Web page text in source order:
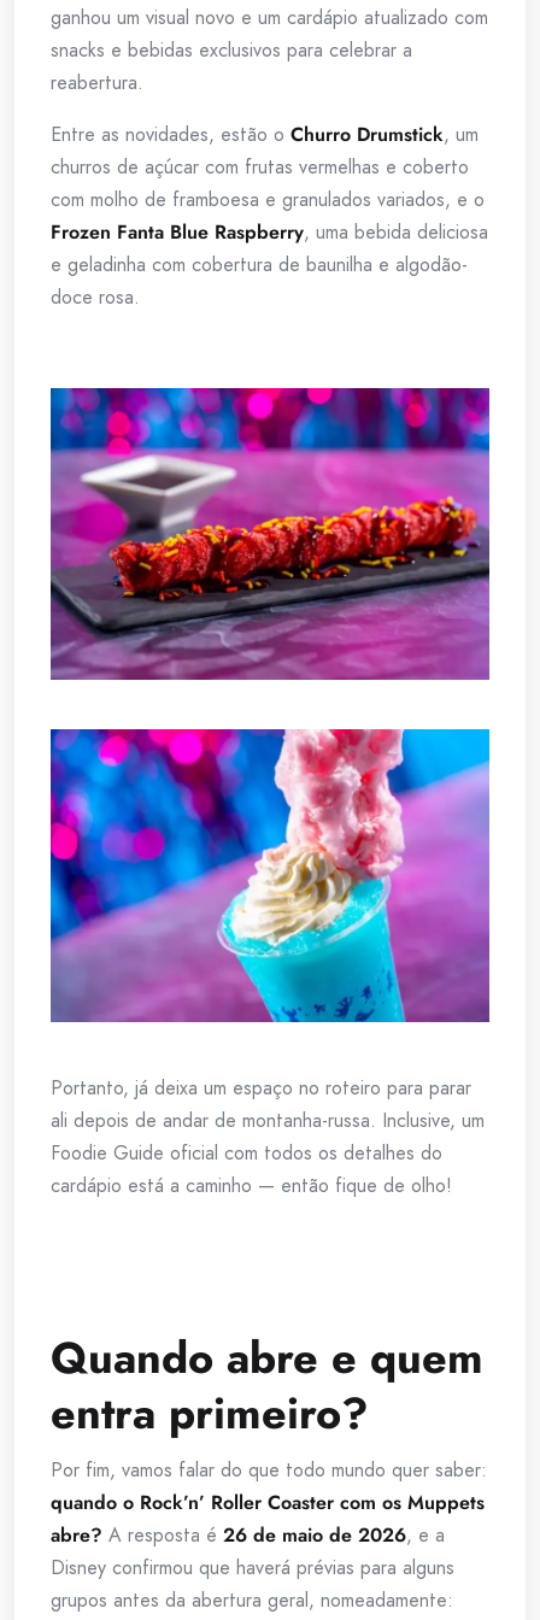
ganhou um visual novo e um cardápio atualizado com
snacks e bebidas exclusivos para celebrar a
reabertura.
Entre as novidades, estão o Churro Drumstick, um
churros de açúcar com frutas vermelhas e coberto
com molho de framboesa e granulados variados, e o
Frozen Fanta Blue Raspberry, uma bebida deliciosa
e geladinha com cobertura de baunilha e algodão-
doce rosa.
Portanto, já deixa um espaço no roteiro para parar
ali depois de andar de montanha-russa. Inclusive, um
Foodie Guide oficial com todos os detalhes do
cardápio está a caminho — então fique de olho!
Quando abre e quem
entra primeiro?
Por fim, vamos falar do que todo mundo quer saber:
quando o Rock’n’ Roller Coaster com os Muppets
abre? A resposta é 26 de maio de 2026, e a
Disney confirmou que haverá prévias para alguns
grupos antes da abertura geral, nomeadamente: